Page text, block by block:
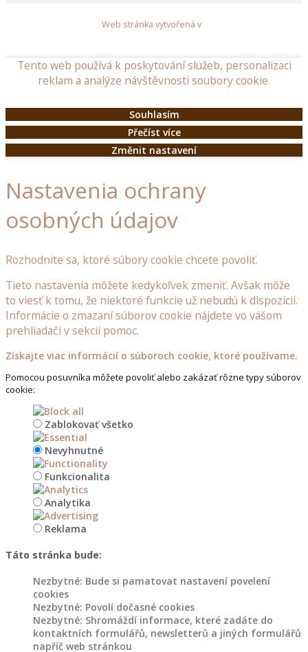
Zahradní
poklopy
budky
krmítka
Ostatní
dřevěné
doplňky
do
zahrady
stojany
na
květináče
Dřevořezba
zahrady
Květináče
záhony
Dřevěné
květináče
do
zahrady
Web stránka vytvořená v
Tento web používá k poskytování služeb, personalizaci
reklam a analýze návštěvnosti soubory cookie.
Souhlasím
Přečíst více
Změnit nastavení
Nastavenia ochrany
osobných údajov
Rozhodnite sa, ktoré súbory cookie chcete povoliť.
Tieto nastavenia môžete kedykoľvek zmeniť. Avšak môže
to viesť k tomu, že niektoré funkcie už nebudú k dispozícii.
Informácie o zmazaní súborov cookie nájdete vo vášom
prehliadači v sekcii pomoc.
Získajte viac informácií o súboroch cookie, ktoré používame.
Pomocou posuvníka môžete povoliť alebo zakázať rôzne typy súborov
cookie:
Zablokovať všetko
Nevyhnutné
Funkcionalita
Analytika
Reklama
Táto stránka bude:
Nezbytné: Bude si pamatovat nastavení povelení
cookies
Nezbytné: Povolí dočasné cookies
Nezbytné: Shromáždí informace, které zadáte do
kontaktních formulářů, newsletterů a jiných formulářů
napříč web stránkou